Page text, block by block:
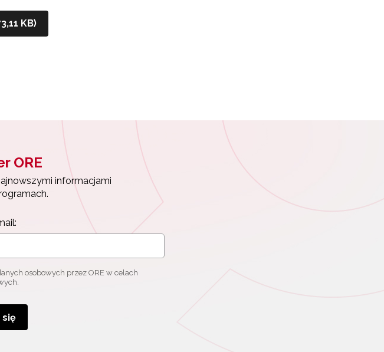
KB)
ORE
informacjami
osobowych przez ORE w celach
się
osobowych przez ORE w